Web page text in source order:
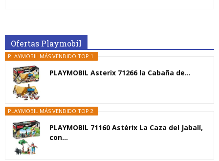
Ofertas Playmobil
PLAYMOBIL MÁS VENDIDO TOP 1
PLAYMOBIL Asterix 71266 la Cabaña de...
PLAYMOBIL MÁS VENDIDO TOP 2
PLAYMOBIL 71160 Astérix La Caza del Jabalí,
con...